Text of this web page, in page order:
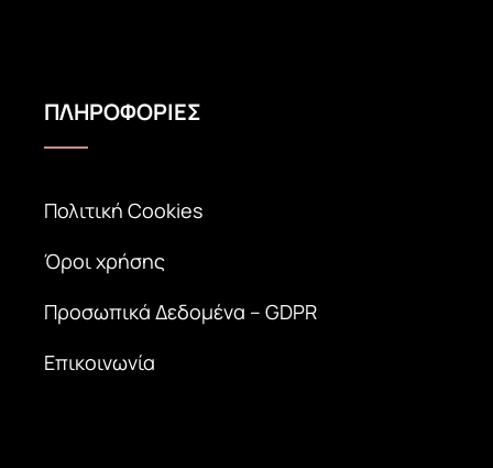
ΠΛΗΡΟΦΟΡΙΕΣ
Πολιτική Cookies
Όροι χρήσης
Προσωπικά Δεδομένα – GDPR
Επικοινωνία